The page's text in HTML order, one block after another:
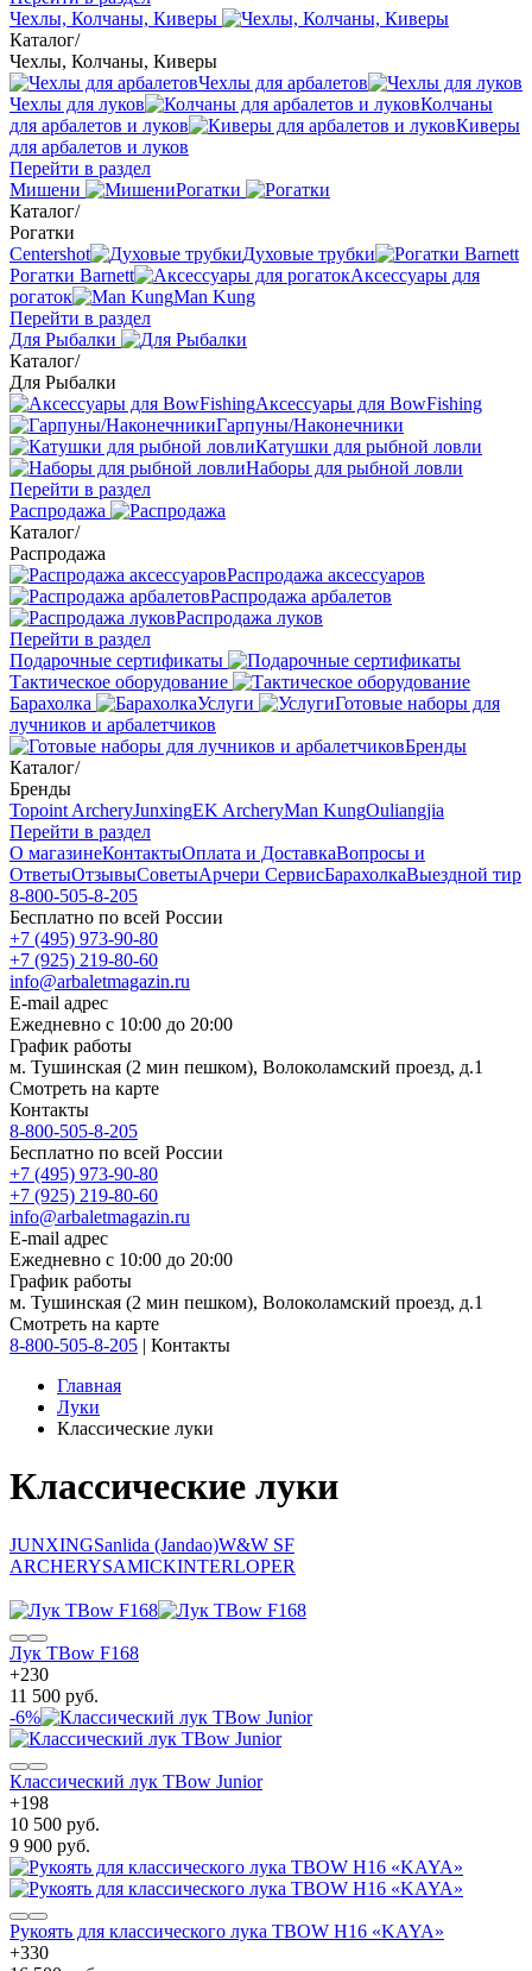
Чехлы, Колчаны, Киверы
Каталог/
Чехлы, Колчаны, Киверы
Чехлы для арбалетов
Чехлы для луков
Колчаны
для арбалетов и луков
Киверы
для арбалетов и луков
Перейти в раздел
Мишени
Рогатки
Каталог/
Рогатки
Centershot
Духовые трубки
Рогатки Barnett
Аксессуары для
рогаток
Man Kung
Перейти в раздел
Для Рыбалки
Каталог/
Для Рыбалки
Аксессуары для BowFishing
Гарпуны/Наконечники
Катушки для рыбной ловли
Наборы для рыбной ловли
Перейти в раздел
Распродажа
Каталог/
Распродажа
Распродажа аксессуаров
Распродажа арбалетов
Распродажа луков
Перейти в раздел
Подарочные сертификаты
Тактическое оборудование
Барахолка
Услуги
Готовые наборы для
лучников и арбалетчиков
Бренды
Каталог/
Бренды
Topoint ArcheryJunxingEK ArcheryMan KungOuliangjia
Перейти в раздел
О магазинеКонтактыОплата и ДоставкаВопросы и
ОтветыОтзывыСоветыАрчери СервисБарахолкаВыездной тир
8-800-505-8-205
Бесплатно по всей России
+7 (495) 973-90-80
+7 (925) 219-80-60
info@arbaletmagazin.ru
E-mail адрес
Ежедневно с 10:00 до 20:00
График работы
м. Тушинская (2 мин пешком), Волоколамский проезд, д.1
Смотреть на карте
Контакты
8-800-505-8-205
Бесплатно по всей России
+7 (495) 973-90-80
+7 (925) 219-80-60
info@arbaletmagazin.ru
E-mail адрес
Ежедневно с 10:00 до 20:00
График работы
м. Тушинская (2 мин пешком), Волоколамский проезд, д.1
Смотреть на карте
8-800-505-8-205 | Контакты
Главная
Луки
Классические луки
Классические луки
JUNXINGSanlida (Jandao)W&W SF
ARCHERYSAMICKINTERLOPER
Лук TBow F168
+230
11 500 руб.
-6%
Классический лук TBow Junior
+198
10 500 руб.
9 900 руб.
Рукоять для классического лука TBOW H16 «KAYA»
+330